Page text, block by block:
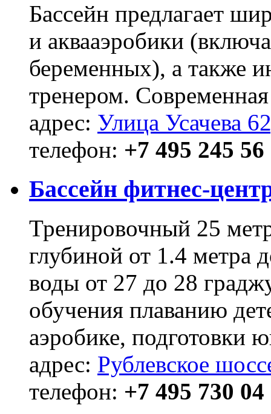
Бассейн предлагает
и аквааэробики
беременных), а также
тренером.
адрес: Улица Усачева
телефон: +7 495 245
Бассейн фитнес-
Тренировочный 25
глубиной от 1.4 метра
воды от 27 до 28
обучения плаванию
аэробике, подготовки
адрес: Рублевское
телефон: +7 495 730 04